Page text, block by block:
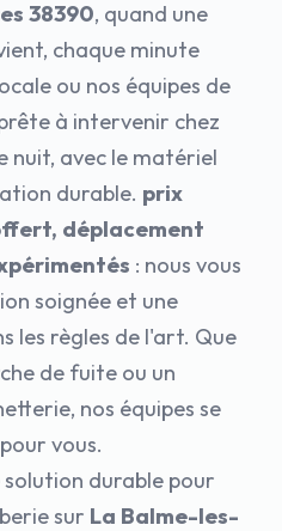
38390, quand une
chaque minute
ou nos équipes de
à intervenir chez
nuit, avec le matériel
durable. prix
déplacement
: nous vous
soignée et une
les règles de l'art. Que
de fuite ou un
nos équipes se
vous.
solution durable pour
sur La Balme-les-